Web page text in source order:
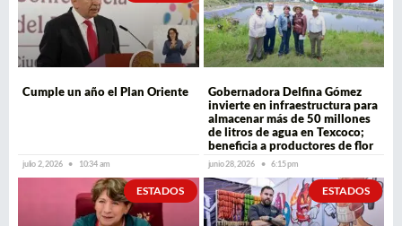
Cumple un año el Plan Oriente
julio 2, 2026 10:34 am
Gobernadora Delfina Gómez
invierte en infraestructura para
almacenar más de 50 millones
de litros de agua en Texcoco;
beneficia a productores de flor
junio 28, 2026 6:15 pm
ESTADOS ESTADOS